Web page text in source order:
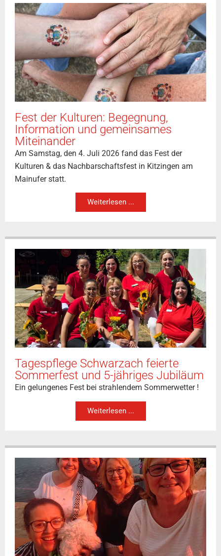
Fest der Kulturen: Begegnung,
Information und gemeinsames
Miteinander
Am Samstag, den 4. Juli 2026 fand das Fest der
Kulturen & das Nachbarschaftsfest in Kitzingen am
Mainufer statt.
Weiterlesen ...
Tagespflege Schwarzach feierte
Sommerfest und 5-jähriges Jubiläum
Ein gelungenes Fest bei strahlendem Sommerwetter !
Weiterlesen ...